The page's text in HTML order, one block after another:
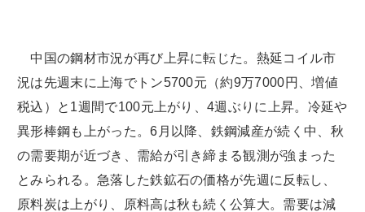
中国の鋼材市況が再び上昇に転じた。熱延コイル市
況は先週末に上海でトン5700元（約9万7000円、増値
税込）と1週間で100元上がり、4週ぶりに上昇。冷延や
異形棒鋼も上がった。6月以降、鉄鋼減産が続く中、秋
の需要期が近づき、需給が引き締まる観測が強まった
とみられる。急落した鉄鉱石の価格が先週に反転し、
原料炭は上がり、原料高は秋も続く公算大。需要は減